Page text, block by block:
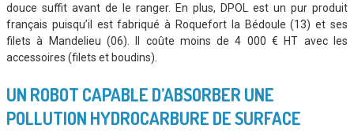
douce suffit avant de le ranger. En plus, DPOL est un pur produit
français puisqu’il est fabriqué à Roquefort la Bédoule (13) et ses
filets à Mandelieu (06). Il coûte moins de 4 000 € HT avec les
accessoires (filets et boudins).
UN ROBOT CAPABLE D’ABSORBER UNE
POLLUTION HYDROCARBURE DE SURFACE